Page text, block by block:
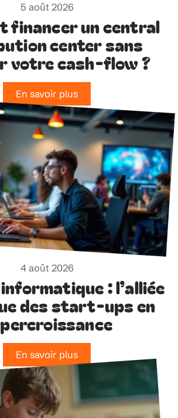
5 août 2026
financer un central
center sans
votre cash-flow ?
En savoir plus
4 août 2026
: l’alliée
des start-ups en
En savoir plus